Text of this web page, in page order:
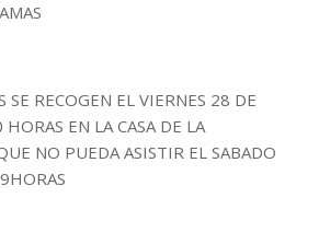
SE RECOGEN EL VIERNES 28 DE
EN LA CASA DE LA
NO PUEDA ASISTIR EL SABADO